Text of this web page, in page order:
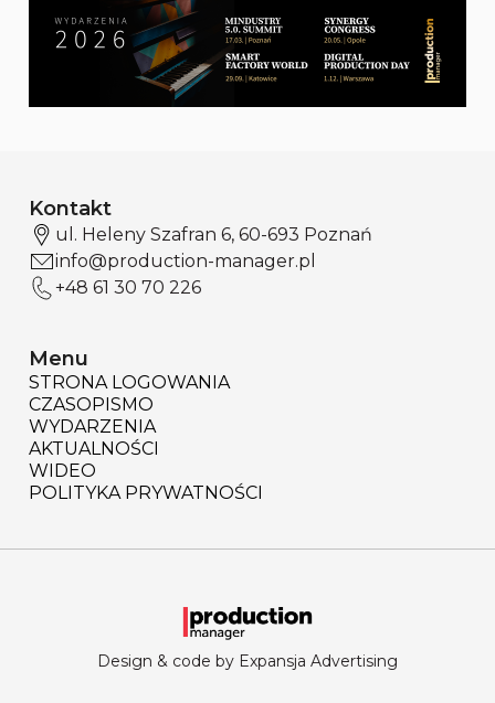
Kontakt
ul. Heleny Szafran 6, 60-693 Poznań
info@production-manager.pl
+48 61 30 70 226
Menu
STRONA LOGOWANIA
CZASOPISMO
WYDARZENIA
AKTUALNOŚCI
WIDEO
POLITYKA PRYWATNOŚCI
Design & code by Expansja Advertising